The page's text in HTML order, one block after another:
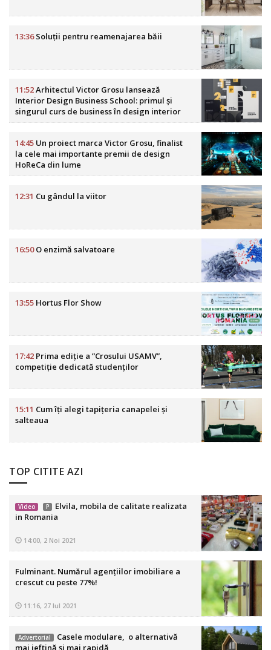
13:36Soluții pentru reamenajarea băii
11:52Arhitectul Victor Grosu lansează
Interior Design Business School: primul și
singurul curs de business în design interior
din România
14:45 Un proiect marca Victor Grosu, finalist
la cele mai importante premii de design
HoReCa din lume
12:31 Cu gândul la viitor
16:50O enzimă salvatoare
13:55 Hortus Flor Show
17:42 Prima ediție a ”Crosului USAMV”,
competiție dedicată studenților
15:11 Cum îți alegi tapițeria canapelei și
salteaua
TOP CITITE AZI
Video P
Elvila, mobila de calitate realizata
in Romania
14:00, 2 Noi 2021
Fulminant. Numărul agențiilor imobiliare a
crescut cu peste 77%!
11:16, 27 Iul 2021
Advertorial
Casele modulare, o alternativă
mai ieftină și mai rapidă